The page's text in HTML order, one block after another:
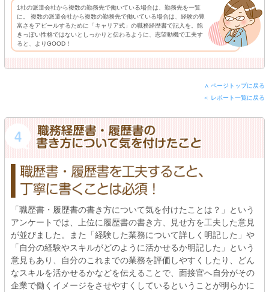
1社の派遣会社から複数の勤務先で働いている場合は、勤務先を一覧
に。 複数の派遣会社から複数の勤務先で働いている場合は、経験の豊
富さをアピールするために「キャリア式」の職務経歴書で記入を。飽
きっぽい性格ではないとしっかりと伝わるように、志望動機で工夫す
ると、よりGOOD！
∧ ページトップに戻る
＜ レポート一覧に戻る
「職歴書・履歴書の書き方について気を付けたことは？」という
アンケートでは、上位に履歴書の書き方、見せ方を工夫した意見
が並びました。また「経験した業務について詳しく明記した」や
「自分の経験やスキルがどのように活かせるか明記した」という
意見もあり、自分のこれまでの業務を評価しやすくしたり、どん
なスキルを活かせるかなどを伝えることで、面接官へ自分がその
企業で働くイメージをさせやすくしているということが明らかに